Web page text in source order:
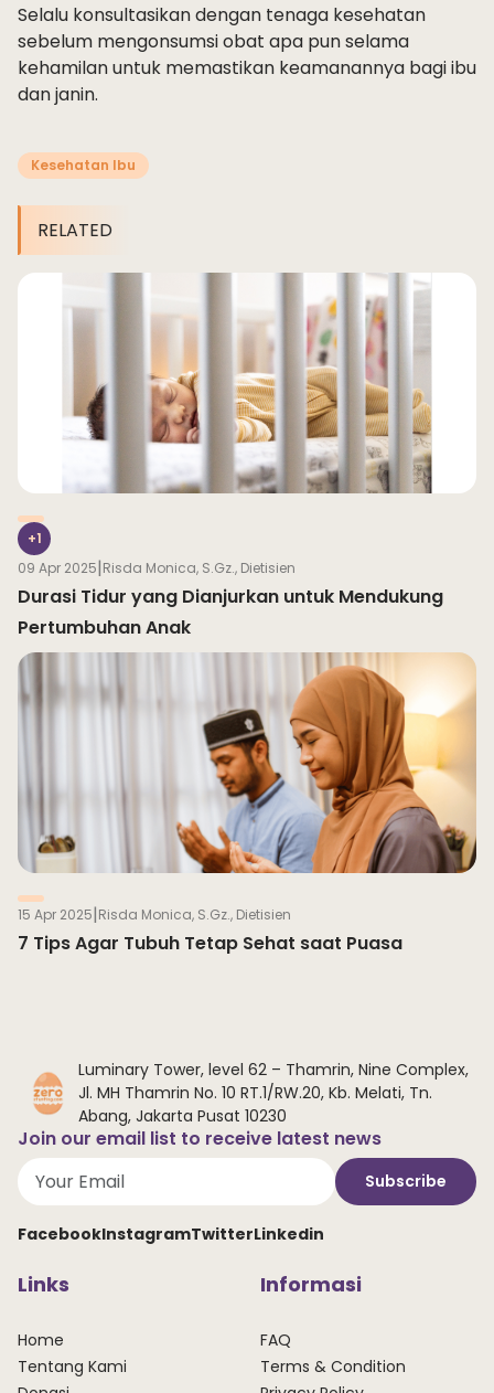
Selalu konsultasikan dengan tenaga kesehatan
sebelum mengonsumsi obat apa pun selama
kehamilan untuk memastikan keamanannya bagi ibu
dan janin.
Kesehatan Ibu
RELATED
+1
09 Apr 2025|Risda Monica, S.Gz., Dietisien
Durasi Tidur yang Dianjurkan untuk Mendukung
Pertumbuhan Anak
15 Apr 2025|Risda Monica, S.Gz., Dietisien
7 Tips Agar Tubuh Tetap Sehat saat Puasa
Luminary Tower, level 62 – Thamrin, Nine Complex,
Jl. MH Thamrin No. 10 RT.1/RW.20, Kb. Melati, Tn.
Abang, Jakarta Pusat 10230
Join our email list to receive latest news
Subscribe
FacebookInstagramTwitterLinkedin
Links
Home
Tentang Kami
Informasi
FAQ
Terms & Condition